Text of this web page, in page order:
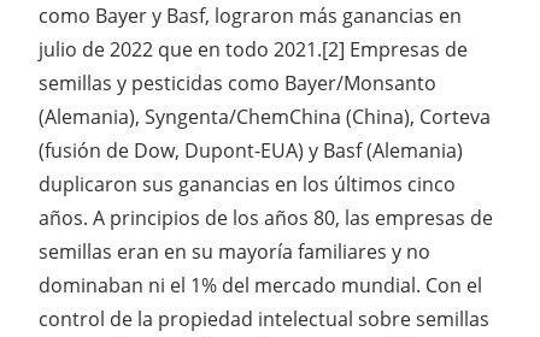
como Bayer y Basf, lograron más ganancias en
julio de 2022 que en todo 2021.[2] Empresas de
semillas y pesticidas como Bayer/Monsanto
(Alemania), Syngenta/ChemChina (China), Corteva
(fusión de Dow, Dupont-EUA) y Basf (Alemania)
duplicaron sus ganancias en los últimos cinco
años. A principios de los años 80, las empresas de
semillas eran en su mayoría familiares y no
dominaban ni el 1% del mercado mundial. Con el
control de la propiedad intelectual sobre semillas